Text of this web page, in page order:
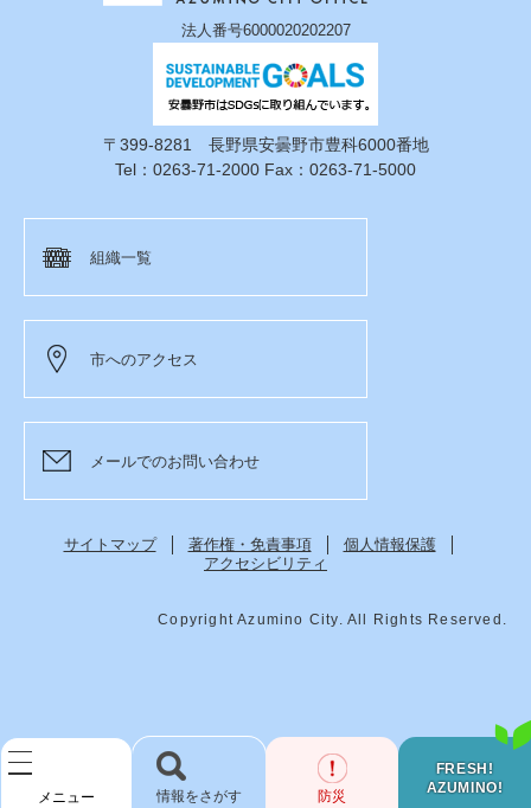
メニュー
FRESH!
AZUMINO!
検 防災
法人番号6000020202207
〒399-8281 長野県安曇野市豊科6000番地
Tel：0263-71-2000 Fax：0263-71-5000
組織一覧
市へのアクセス
メールでのお問い合わせ
サイトマップ 著作権・免責事項
個人情報保護
アクセシビリティ
Copyright Azumino City. All Rights Reserved.